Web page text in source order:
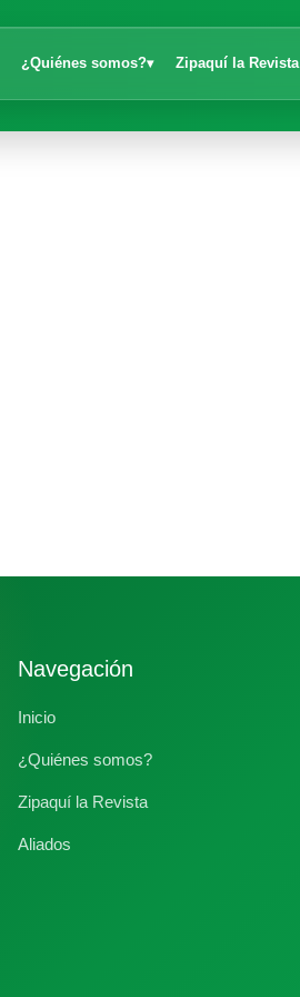
¿Quiénes somos?▾ Zipaquí la Revista
Navegación
Inicio
¿Quiénes somos?
Zipaquí la Revista
Aliados